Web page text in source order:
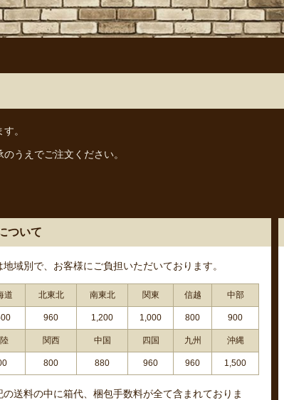
。
うえでご注文ください。
ついて
地域別で、お客様にご負担いただいております。
道 北東北 南東北 関東 信越 中部
960 1,200 1,000 800 900
関西 中国 四国 九州 沖縄
800 880 960 960 1,500
送料の中に箱代、梱包手数料が全て含まれておりま